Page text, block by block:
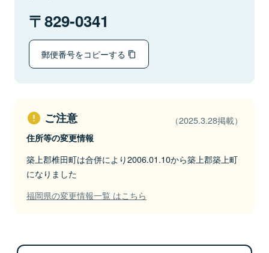
829-0341
郵便番号をコピーする
ご注意 （2025.3.28掲載）
住所等の変更情報
築上郡椎田町は合併により2006.01.10から築上郡築上町
になりました
福岡県の変更情報一覧 はこちら